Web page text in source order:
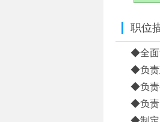
职位
◆全面
◆负责
◆负责
◆负责